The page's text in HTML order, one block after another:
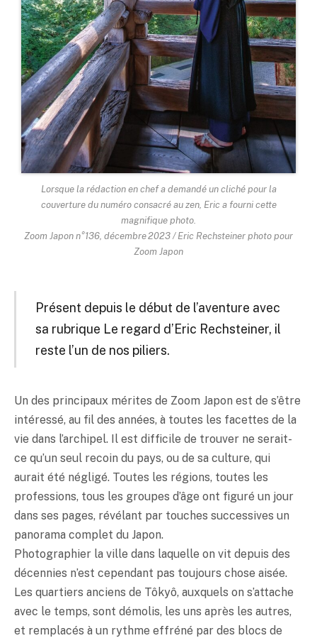
Lorsque la rédaction en chef a demandé un cliché pour la
couverture du numéro consacré au zen, Eric a fourni cette
magnifique photo.
Zoom Japon n°136, décembre 2023 / Eric Rechsteiner photo pour
Zoom Japon
Présent depuis le début de l’aventure avec
sa rubrique Le regard d’Eric Rechsteiner, il
reste l’un de nos piliers.
Un des principaux mérites de Zoom Japon est de s’être
intéressé, au fil des années, à toutes les facettes de la
vie dans l’archipel. Il est difficile de trouver ne serait-
ce qu’un seul recoin du pays, ou de sa culture, qui
aurait été négligé. Toutes les régions, toutes les
professions, tous les groupes d’âge ont figuré un jour
dans ses pages, révélant par touches successives un
panorama complet du Japon.
Photographier la ville dans laquelle on vit depuis des
décennies n’est cependant pas toujours chose aisée.
Les quartiers anciens de Tôkyô, auxquels on s’attache
avec le temps, sont démolis, les uns après les autres,
et remplacés à un rythme effréné par des blocs de